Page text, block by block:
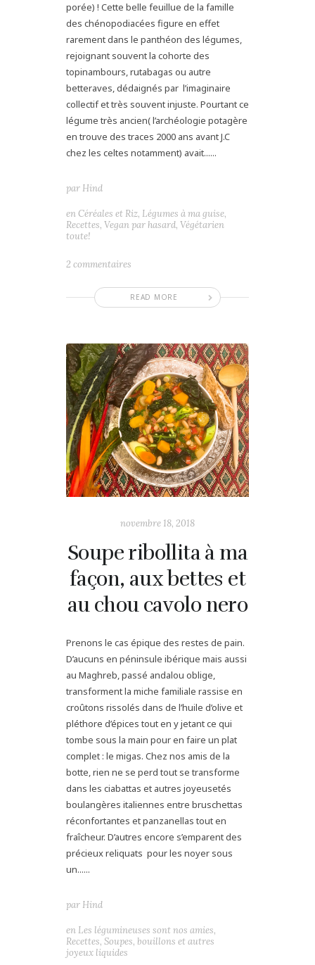
porée) ! Cette belle feuillue de la famille
des chénopodiacées figure en effet
rarement dans le panthéon des légumes,
rejoignant souvent la cohorte des
topinambours, rutabagas ou autre
betteraves, dédaignés par l’imaginaire
collectif et très souvent injuste. Pourtant ce
légume très ancien( l’archéologie potagère
en trouve des traces 2000 ans avant J.C
chez les celtes notamment) avait......
READ MORE
par Hind
enCéréales et Riz, Légumes à ma guise,
Recettes, Vegan par hasard, Végétarien
toute!
2 commentaires
novembre 18, 2018
Soupe ribollita à ma
façon, aux bettes et
au chou cavolo nero
Prenons le cas épique des restes de pain.
D’aucuns en péninsule ibérique mais aussi
au Maghreb, passé andalou oblige,
transforment la miche familiale rassise en
croûtons rissolés dans de l’huile d’olive et
pléthore d’épices tout en y jetant ce qui
tombe sous la main pour en faire un plat
complet : le migas. Chez nos amis de la
botte, rien ne se perd tout se transforme
dans les ciabattas et autres joyeusetés
boulangères italiennes entre bruschettas
réconfortantes et panzanellas tout en
fraîcheur. D’autres encore s’emparent des
précieux reliquats pour les noyer sous
un......
par Hind
en Les légumineuses sont nos amies,
Recettes, Soupes, bouillons et autres
joyeux liquides